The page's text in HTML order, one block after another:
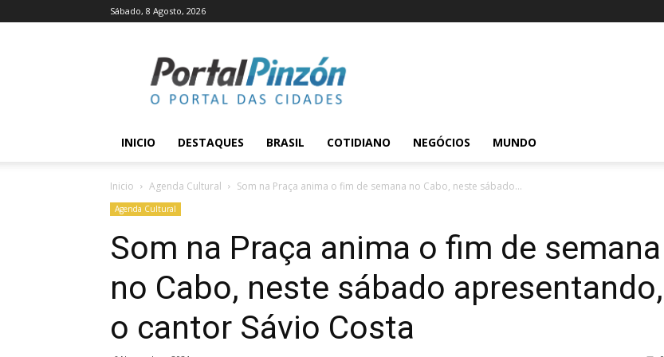
Sábado, 8 Agosto, 2026
Pinzón
INICIO DESTAQUES BRASIL COTIDIANO NEGÓCIOS MUNDO
Inicio Agenda Cultural Som na Praça anima o fim de semana no Cabo, neste sábado...
Agenda Cultural
Som na Praça anima o fim de semana
no Cabo, neste sábado apresentando,
o cantor Sávio Costa